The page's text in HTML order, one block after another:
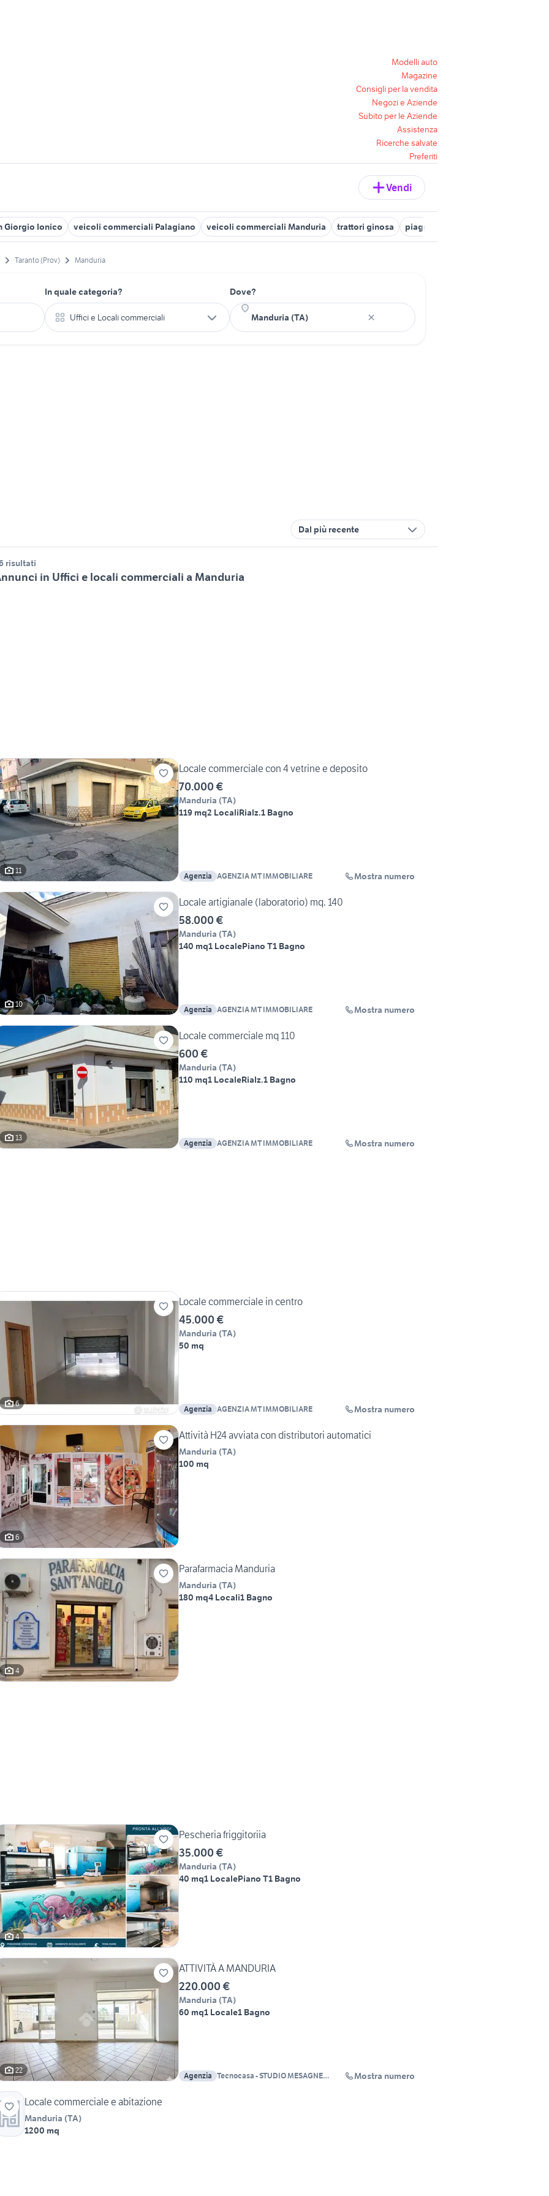
Modelli auto
Magazine
Consigli per la vendita
Negozi e Aziende
Subito per le Aziende
Assistenza
Ricerche salvate
Preferiti
Vendi
Giorgio Ionico veicoli commerciali Palagiano veicoli commerciali Manduria trattori ginosa piaggio veicoli commerciali
Taranto (Prov) Manduria
In quale categoria?
Uffici e Locali commerciali
Dove?
Dal più recente
risultati
in Uffici e locali commerciali a Manduria
11
Locale commerciale con 4 vetrine e deposito
70.000 €
Manduria (TA)
119 mq2 LocaliRialz.1 Bagno
Agenzia AGENZIA MT IMMOBILIARE Mostra numero
10
Locale artigianale (laboratorio) mq. 140
58.000 €
Manduria (TA)
140 mq1 LocalePiano T1 Bagno
Agenzia AGENZIA MT IMMOBILIARE Mostra numero
13
Locale commerciale mq 110
600 €
Manduria (TA)
110 mq1 LocaleRialz.1 Bagno
Agenzia AGENZIA MT IMMOBILIARE Mostra numero
6
Locale commerciale in centro
45.000 €
Manduria (TA)
50 mq
Agenzia AGENZIA MT IMMOBILIARE Mostra numero
6
Attività H24 avviata con distributori automatici
Manduria (TA)
100 mq
4
Parafarmacia Manduria
Manduria (TA)
180 mq4 Locali1 Bagno
4
Pescheria friggitoriia
35.000 €
Manduria (TA)
40 mq1 LocalePiano T1 Bagno
22
ATTIVITÀ A MANDURIA
220.000 €
Manduria (TA)
60 mq1 Locale1 Bagno
Agenzia Tecnocasa - STUDIO MESAGNE
Mostra numero
Locale commerciale e abitazione
Manduria (TA)
1200 mq